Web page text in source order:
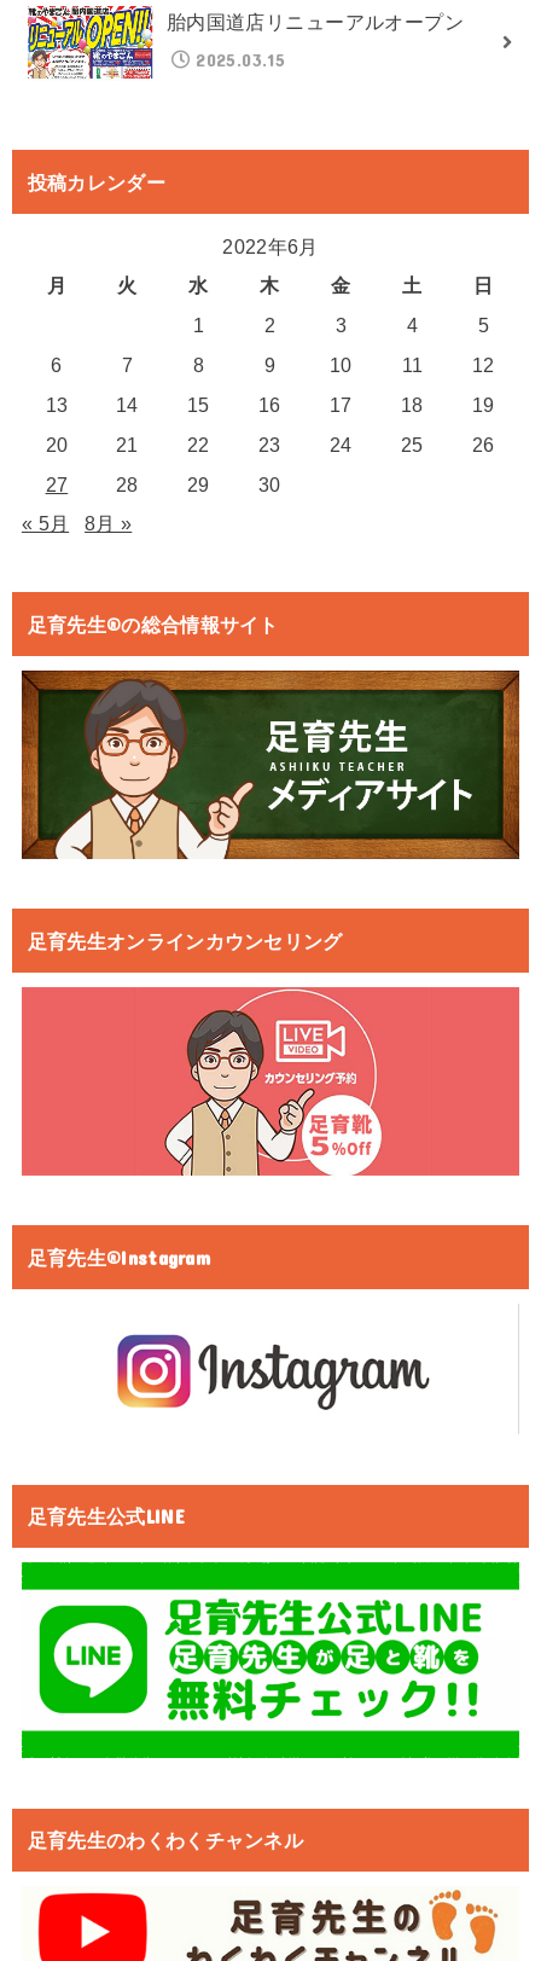
胎内国道店リニューアルオープン
2025.03.15
投稿カレンダー
2022年6月
月
火 水 木 金 土
日
1
2 3 4
5
6
7 8 9 10 11
12
13
14 15 16 17 18
19
20
21 22 23 24 25
26
27
28 29
30
« 5月
8月 »
足育先生®の総合情報サイト
足育先生オンラインカウンセリング
足育先生®Instagram
足育先生公式LINE
足育先生のわくわくチャンネル